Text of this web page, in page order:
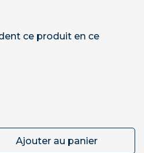
ce produit en ce
Ajouter au panier